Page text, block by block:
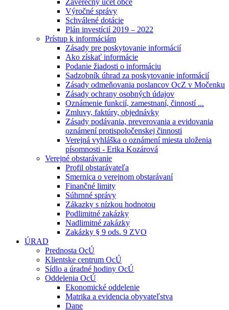
Záverečný účet obce
Výročné správy
Schválené dotácie
Plán investícií 2019 – 2022
Prístup k informáciám
Zásady pre poskytovanie informácií
Ako získať informácie
Podanie žiadosti o informáciu
Sadzobník úhrad za poskytovanie informácií
Zásady odmeňovania poslancov OcZ v Močenku
Zásady ochrany osobných údajov
Oznámenie funkcií, zamestnaní, činností ...
Zmluvy, faktúry, objednávky
Zásady podávania, preverovania a evidovania
oznámení protispoločenskej činnosti
Verejná vyhláška o oznámení miesta uloženia
písomnosti - Erika Kozárová
Verejné obstarávanie
Profil obstarávateľa
Smernica o verejnom obstarávaní
Finančné limity
Súhrnné správy
Zákazky s nízkou hodnotou
Podlimitné zakázky
Nadlimitné zakázky
Zakázky § 9 ods. 9 ZVO
ÚRAD
Prednosta OcÚ
Klientske centrum OcÚ
Sídlo a úradné hodiny OcÚ
Oddelenia OcÚ
Ekonomické oddelenie
Matrika a evidencia obyvateľstva
Dane